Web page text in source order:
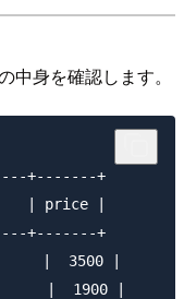
身を確認します。
+-------+
| price |
+-------+
|  3500 |
|  1900 |